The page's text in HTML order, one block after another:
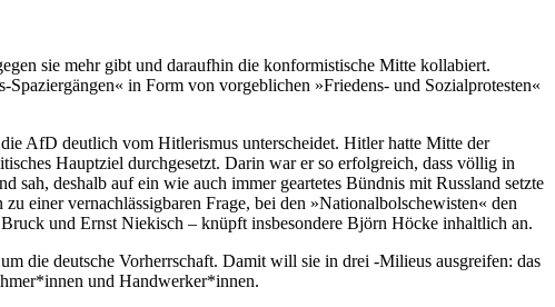
sie mehr gibt und daraufhin die konformistische Mitte kollabiert.
in Form von vorgeblichen »Friedens- und Sozialprotesten«
AfD deutlich vom Hitlerismus unterscheidet. Hitler hatte Mitte der
Hauptziel durchgesetzt. Darin war er so erfolgreich, dass völlig in
sah, deshalb auf ein wie auch immer geartetes Bündnis mit Russland setzte
einer vernachlässigbaren Frage, bei den »Nationalbolschewisten« den
und Ernst Niekisch – knüpft insbesondere Björn Höcke inhaltlich an.
die deutsche Vorherrschaft. Damit will sie in drei -Milieus ausgreifen: das
und Handwerker*innen.